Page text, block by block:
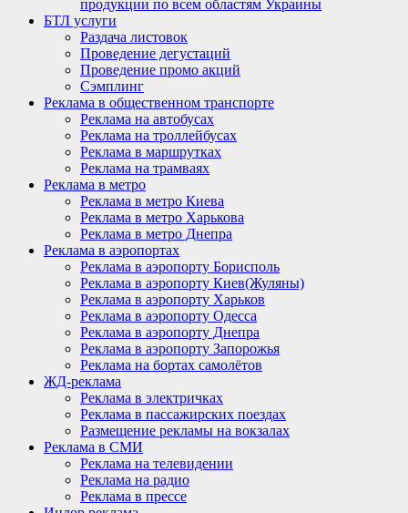
продукции по всем областям Украины
БТЛ услуги
Раздача листовок
Проведение дегустаций
Проведение промо акций
Сэмплинг
Реклама в общественном транспорте
Реклама на автобусах
Реклама на троллейбусах
Реклама в маршрутках
Реклама на трамваях
Реклама в метро
Реклама в метро Киева
Реклама в метро Харькова
Реклама в метро Днепра
Реклама в аэропортах
Реклама в аэропорту Борисполь
Реклама в аэропорту Киев(Жуляны)
Реклама в аэропорту Харьков
Реклама в аэропорту Одесса
Реклама в аэропорту Днепра
Реклама в аэропорту Запорожья
Реклама на бортах самолётов
ЖД-реклама
Реклама в электричках
Реклама в пассажирских поездах
Размещение рекламы на вокзалах
Реклама в СМИ
Реклама на телевидении
Реклама на радио
Реклама в прессе